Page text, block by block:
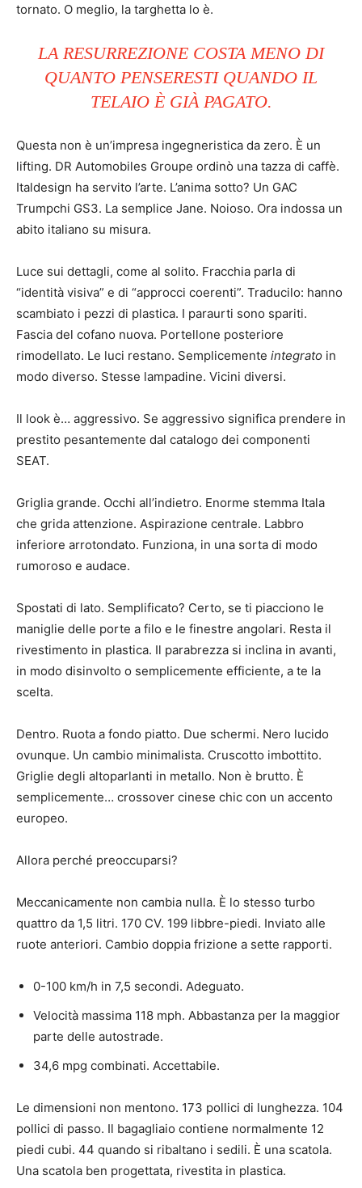
tornato. O meglio, la targhetta lo è.
LA RESURREZIONE COSTA MENO DI
QUANTO PENSERESTI QUANDO IL
TELAIO È GIÀ PAGATO.
Questa non è un’impresa ingegneristica da zero. È un
lifting. DR Automobiles Groupe ordinò una tazza di caffè.
Italdesign ha servito l’arte. L’anima sotto? Un GAC
Trumpchi GS3. La semplice Jane. Noioso. Ora indossa un
abito italiano su misura.
Luce sui dettagli, come al solito. Fracchia parla di
“identità visiva” e di “approcci coerenti”. Traducilo: hanno
scambiato i pezzi di plastica. I paraurti sono spariti.
Fascia del cofano nuova. Portellone posteriore
rimodellato. Le luci restano. Semplicemente integrato in
modo diverso. Stesse lampadine. Vicini diversi.
Il look è… aggressivo. Se aggressivo significa prendere in
prestito pesantemente dal catalogo dei componenti
SEAT.
Griglia grande. Occhi all’indietro. Enorme stemma Itala
che grida attenzione. Aspirazione centrale. Labbro
inferiore arrotondato. Funziona, in una sorta di modo
rumoroso e audace.
Spostati di lato. Semplificato? Certo, se ti piacciono le
maniglie delle porte a filo e le finestre angolari. Resta il
rivestimento in plastica. Il parabrezza si inclina in avanti,
in modo disinvolto o semplicemente efficiente, a te la
scelta.
Dentro. Ruota a fondo piatto. Due schermi. Nero lucido
ovunque. Un cambio minimalista. Cruscotto imbottito.
Griglie degli altoparlanti in metallo. Non è brutto. È
semplicemente… crossover cinese chic con un accento
europeo.
Allora perché preoccuparsi?
Meccanicamente non cambia nulla. È lo stesso turbo
quattro da 1,5 litri. 170 CV. 199 libbre-piedi. Inviato alle
ruote anteriori. Cambio doppia frizione a sette rapporti.
0-100 km/h in 7,5 secondi. Adeguato.
Velocità massima 118 mph. Abbastanza per la maggior
parte delle autostrade.
34,6 mpg combinati. Accettabile.
Le dimensioni non mentono. 173 pollici di lunghezza. 104
pollici di passo. Il bagagliaio contiene normalmente 12
piedi cubi. 44 quando si ribaltano i sedili. È una scatola.
Una scatola ben progettata, rivestita in plastica.